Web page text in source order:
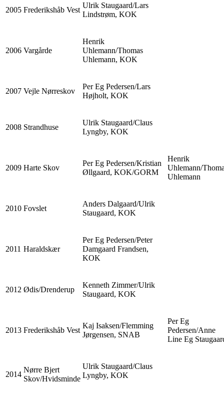
2005 Frederikshåb Vest
Ulrik Staugaard/Lars
Lindstrøm, KOK
2006 Vargårde
Henrik
Uhlemann/Thomas
Uhlemann, KOK
2007 Vejle Nørreskov
Per Eg Pedersen/Lars
Højholt, KOK
2008 Strandhuse
Ulrik Staugaard/Claus
Lyngby, KOK
2009 Harte Skov
Per Eg Pedersen/Kristian
Øllgaard, KOK/GORM
Henrik
Uhlemann/
Uhlemann
2010 Fovslet
Anders Dalgaard/Ulrik
Staugaard, KOK
2011 Haraldskær
Per Eg Pedersen/Peter
Damgaard Frandsen,
KOK
2012 Ødis/Drenderup
Kenneth Zimmer/Ulrik
Staugaard, KOK
2013 Frederikshåb Vest
Kaj Isaksen/Flemming
Jørgensen, SNAB
Per Eg
Pedersen/Anne
Line Eg
2014
Nørre Bjert
Skov/Hvidsminde
Ulrik Staugaard/Claus
Lyngby, KOK